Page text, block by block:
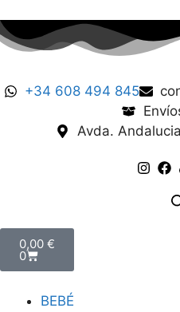
+34 608 494 845
Avda.
0,00 €
0
BEBÉ